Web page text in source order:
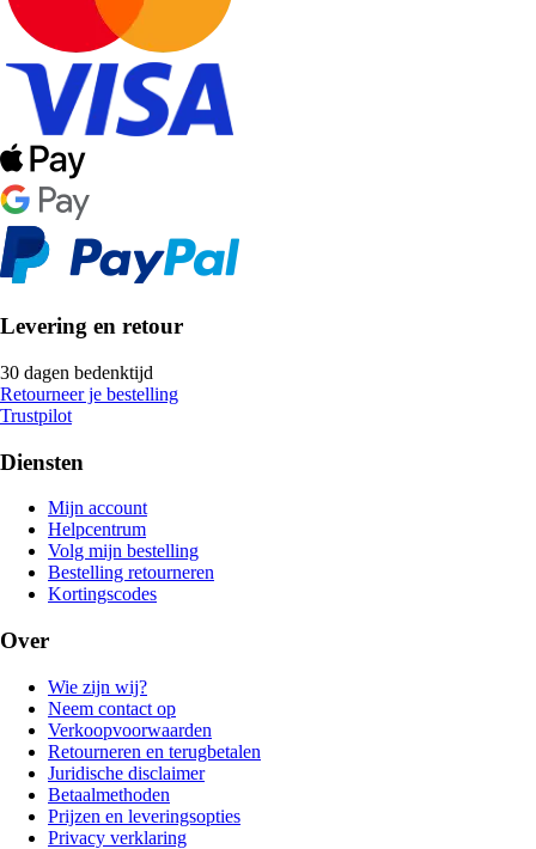
Levering en retour
30 dagen bedenktijd
Retourneer je bestelling
Trustpilot
Diensten
Mijn account
Helpcentrum
Volg mijn bestelling
Bestelling retourneren
Kortingscodes
Over
Wie zijn wij?
Neem contact op
Verkoopvoorwaarden
Retourneren en terugbetalen
Juridische disclaimer
Betaalmethoden
Prijzen en leveringsopties
Privacy verklaring